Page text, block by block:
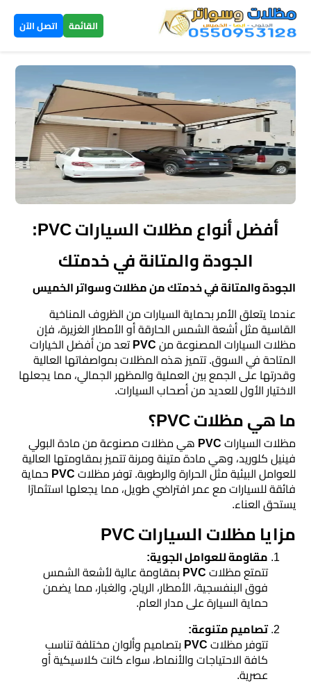
القائمة اتصل الآن ×
الرئيسية
مظلات
سيارات
الخميس
▼
الخميس
سواتر
الخميس
مظلات
برجولات
حدائق
▼
تركيب
شبوك
خيام
وبيوت
شعر
هناجر
ومستودعات
أفضل أنواع مظلات السيارات PVC:
الجودة والمتانة في خدمتك
الجودة والمتانة في خدمتك من مظلات وسواتر الخميس
عندما يتعلق الأمر بحماية السيارات من الظروف المناخية
القاسية مثل أشعة الشمس الحارقة أو الأمطار الغزيرة، فإن
مظلات السيارات المصنوعة منPVCتعد من أفضل الخيارات
المتاحة في السوق. تتميز هذه المظلات بمواصفاتها العالية
وقدرتها على الجمع بين العملية والمظهر الجمالي، مما يجعلها
الاختيار الأول للعديد من أصحاب السيارات.
ما هي مظلات PVC؟
مظلات السياراتPVC هي مظلات مصنوعة من مادة البولي
فينيل كلوريد، وهي مادة متينة ومرنة تتميز بمقاومتها العالية
للعوامل البيئية مثل الحرارة والرطوبة. توفر مظلاتPVC حماية
فائقة للسيارات مع عمر افتراضي طويل، مما يجعلها استثمارًا
يستحق العناء.
مزايا مظلات السيارات PVC
مقاومة للعوامل الجوية:
تتمتع مظلاتPVC بمقاومة عالية لأشعة الشمس
فوق البنفسجية، الأمطار، الرياح، والغبار، مما يضمن
حماية السيارة على مدار العام.
تصاميم متنوعة:
تتوفر مظلاتPVC بتصاميم وألوان مختلفة تناسب
كافة الاحتياجات والأنماط، سواء كانت كلاسيكية أو
عصرية.